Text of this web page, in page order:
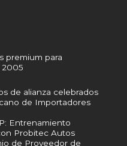
premium para
2005
de alianza celebrados
de Importadores
Entrenamiento
Probitec Autos
de Proveedor de